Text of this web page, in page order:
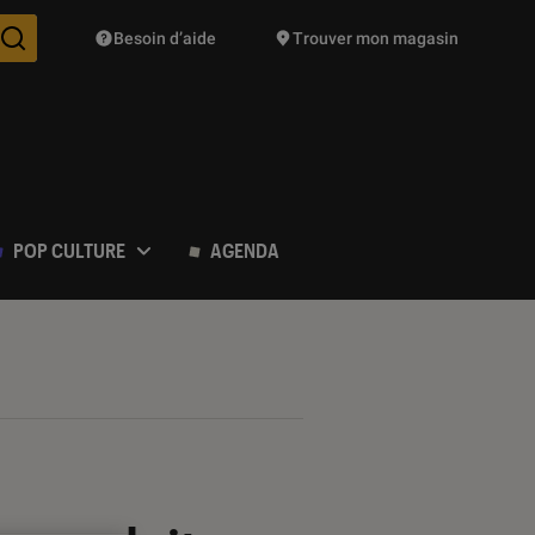
Des suggestions de produits vont vous être proposées
Besoin d’aide Trouver mon magasin
POP CULTURE AGENDA